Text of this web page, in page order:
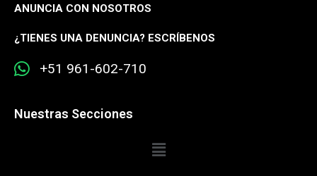
ANUNCIA CON NOSOTROS
¿TIENES UNA DENUNCIA? ESCRÍBENOS
+51 961-602-710
Nuestras Secciones